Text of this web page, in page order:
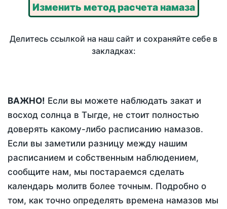
Изменить метод расчета намаза
Делитесь ссылкой на наш сайт и сохраняйте себе в
закладках:
ВАЖНО! Если вы можете наблюдать закат и
восход солнца в Тыгде, не стоит полностью
доверять какому-либо расписанию намазов.
Если вы заметили разницу между нашим
расписанием и собственным наблюдением,
сообщите нам, мы постараемся сделать
календарь молитв более точным. Подробно о
том, как точно определять времена намазов мы